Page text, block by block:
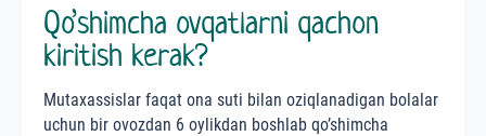
Qo’shimcha ovqatlarni qachon
kiritish kerak?
Mutaxassislar faqat ona suti bilan oziqlanadigan bolalar
uchun bir ovozdan 6 oylikdan boshlab qo’shimcha